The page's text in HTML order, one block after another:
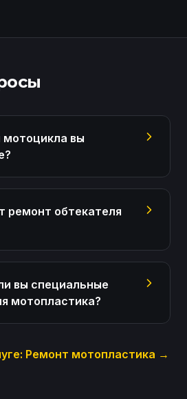
мотоцикла вы
ремонт обтекателя
вы специальные
мотопластика?
Ремонт мотопластика →